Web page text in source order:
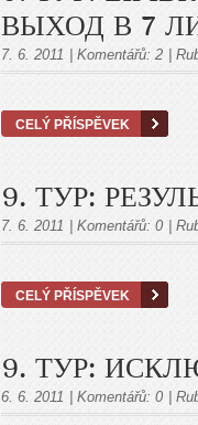
ВЫХОД В 7
7. 6. 2011 Komentářů: 2
CELÝ PŘÍSPĚVEK
9. ТУР:
7. 6. 2011 Komentářů: 0
CELÝ PŘÍSPĚVEK
9. ТУР:
6. 6. 2011 Komentářů: 0